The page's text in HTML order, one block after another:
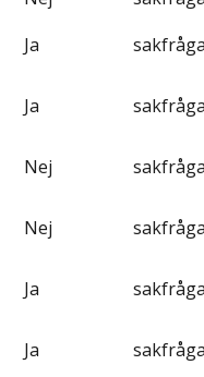
Ja
Ja
Nej
Nej
Ja
Ja